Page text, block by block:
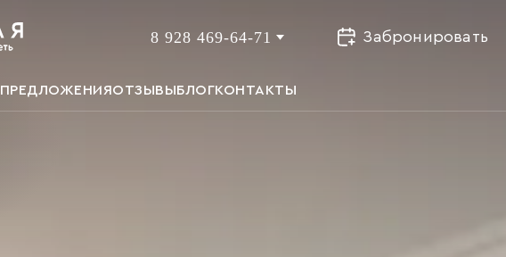
8 928 469-64-71 Забронировать
ПРЕДЛОЖЕНИЯОТЗЫВЫБЛОГКОНТАКТЫ